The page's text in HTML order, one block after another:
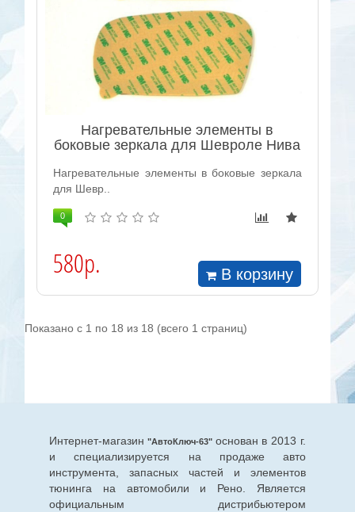
Нагревательные элементы в
боковые зеркала для Шевроле Нива
Нагревательные элементы в боковые зеркала
для Шевр..
0
580р. В корзину
Показано с 1 по 18 из 18 (всего 1 страниц)
Интернет-магазин "АвтоКлюч-63" основан в 2013 г.
и специализируется на продаже авто
инструмента, запасных частей и элементов
тюнинга на автомобили и Рено. Является
официальным дистрибьютером